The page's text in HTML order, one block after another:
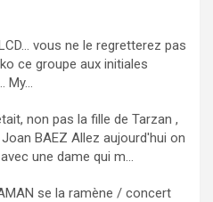
vous ne le regretterez pas
ce groupe aux initiales
My...
non pas la fille de Tarzan ,
BAEZ Allez aujourd'hui on
une dame qui m...
se la ramène / concert